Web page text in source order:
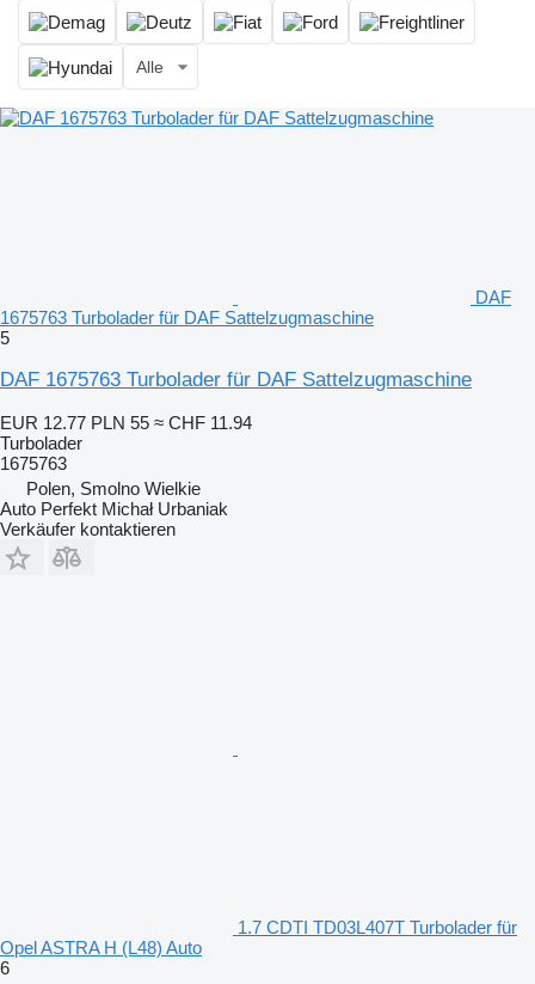
Alle
DAF
1675763 Turbolader für DAF Sattelzugmaschine
5
DAF 1675763 Turbolader für DAF Sattelzugmaschine
EUR 12.77 PLN 55 ≈ CHF 11.94
Turbolader
1675763
Polen, Smolno Wielkie
Auto Perfekt Michał Urbaniak
Verkäufer kontaktieren
1.7 CDTI TD03L407T Turbolader für
Opel ASTRA H (L48) Auto
6